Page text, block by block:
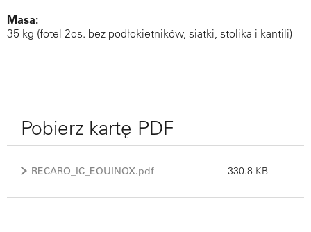
Masa:
35 kg (fotel 2os. bez podłokietników, siatki, stolika i kantili)
Pobierz kartę PDF
RECARO_IC_EQUINOX.pdf 330.8 KB